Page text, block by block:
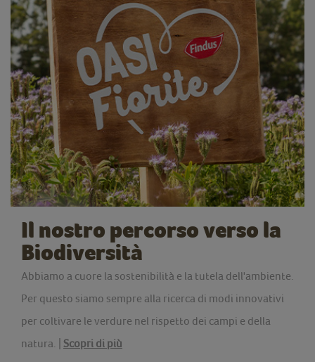
Il nostro percorso verso la
Biodiversità
Abbiamo a cuore la sostenibilità e la tutela dell'ambiente.
Per questo siamo sempre alla ricerca di modi innovativi
per coltivare le verdure nel rispetto dei campi e della
natura. | Scopri di più